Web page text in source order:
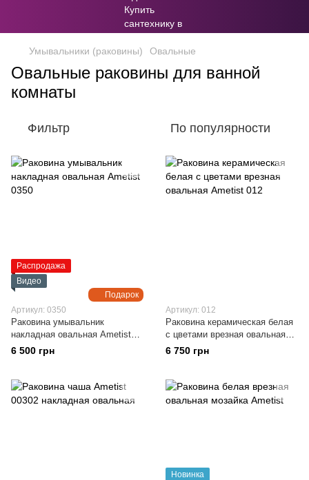
Умывальники (раковины) Овальные
Овальные раковины для ванной
комнаты
Фильтр По популярности
Подарок
Распродажа
Видео
Артикул: 0350
Раковина умывальник
накладная овальная Ametist
0350
6 500 грн
Артикул: 012
Раковина керамическая белая
с цветами врезная овальная
Ametist 012
6 750 грн
Новинка